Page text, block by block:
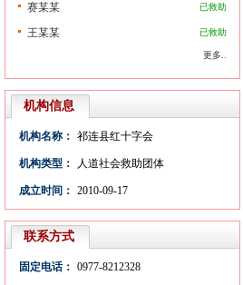
已救助
赛某某
已救助
王某某
更多..
机构信息
机构名称： 祁连县红十字会
机构类型： 人道社会救助团体
成立时间： 2010-09-17
联系方式
固定电话： 0977-8212328